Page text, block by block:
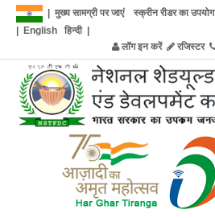
मुख्य सामग्री पर जाएं स्क्रीन रीडर का उपयोग
English हिन्दी|
लॉग इन करें
रजिस्टर